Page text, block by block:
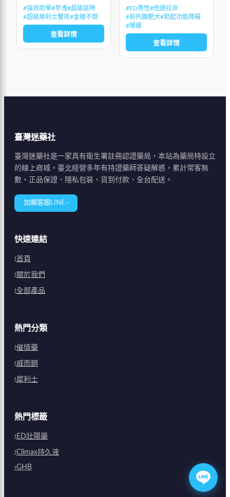
效產品中副作用最小同時可
胎療：鼓起功能障礙、早
洩。強效助舉，超級延時，
堪稱金槍不倒
#強效助舉#早洩#超級延時
#超級犀利士雙效#金槍不倒
查看詳情
（陽痿）和良性前列腺肥大
（前列腺肥大）的症狀。
#ED男性#他達拉非
#前列腺肥大#勃起功能障礙
#陽痿
查看詳情
臺灣迷藥社
臺灣迷藥社是一家具有衛生署註冊認證藥局，本站為藥局特設立
的線上商城。臺北經營多年有持證藥師答疑解惑，累計常客無
數。正品保證、隱私包裝、貨到付款、全台配送。
加賴客服LINE ›
快速連結
首頁
關於我們
全部產品
熱門分類
催情藥
威而鋼
犀利士
熱門標籤
ED壯陽藥
Climax持久液
GHB